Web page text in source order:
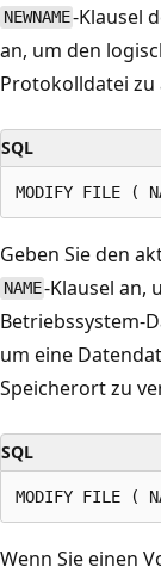
NEWNAME-Klausel
an, um den
Protokolldatei zu
SQL
Geben Sie den
NAME-Klausel an,
Betriebssystem-
um eine
Speicherort zu
SQL
Wenn Sie einen